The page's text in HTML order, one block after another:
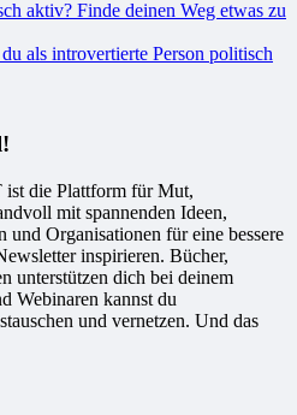
als introvertierte Person politisch
die Plattform für Mut,
mit spannenden Ideen,
Organisationen für eine bessere
inspirieren. Bücher,
unterstützen dich bei deinem
Webinaren kannst du
und vernetzen. Und das